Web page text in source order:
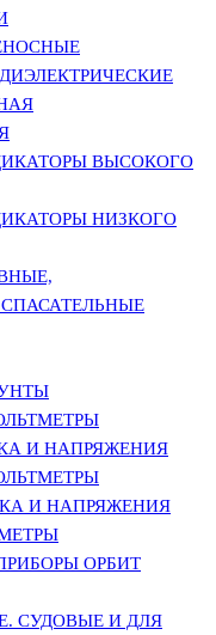
ВЫСОКОГО
НИЗКОГО
И НАПРЯЖЕНИЯ
И НАПРЯЖЕНИЯ
ОРБИТ
СУДОВЫЕ И ДЛЯ